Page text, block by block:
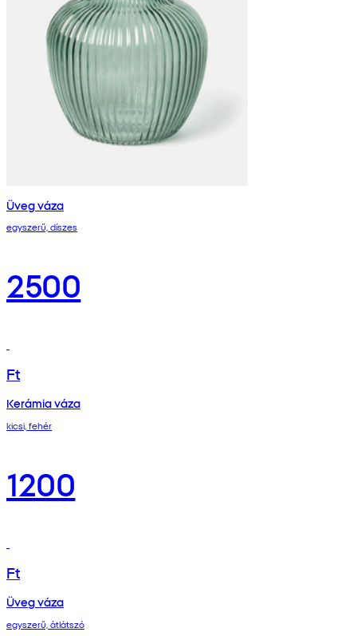
Üveg váza
egyszerű, díszes
2500
Ft
Kerámia váza
kicsi, fehér
1200
Ft
Üveg váza
egyszerű, átlátszó